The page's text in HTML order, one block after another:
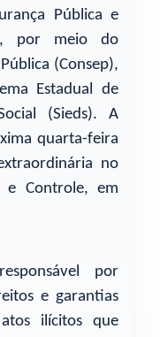
Pública e
por meio do
(Consep),
Estadual de
(Sieds). A
quarta-feira
no
e Controle, em
por
e garantias
ilícitos que